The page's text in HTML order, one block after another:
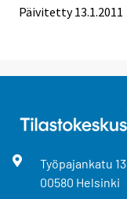
Päivitetty13.1.2011
Työpajankatu 13
00580 Helsinki